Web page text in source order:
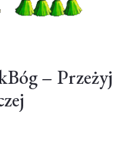
– Przeżyj